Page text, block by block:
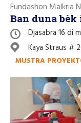
Fundashon Malkria
Ban duna bèk
Djasabra 16 di
Kaya Straus #
MUSTRA